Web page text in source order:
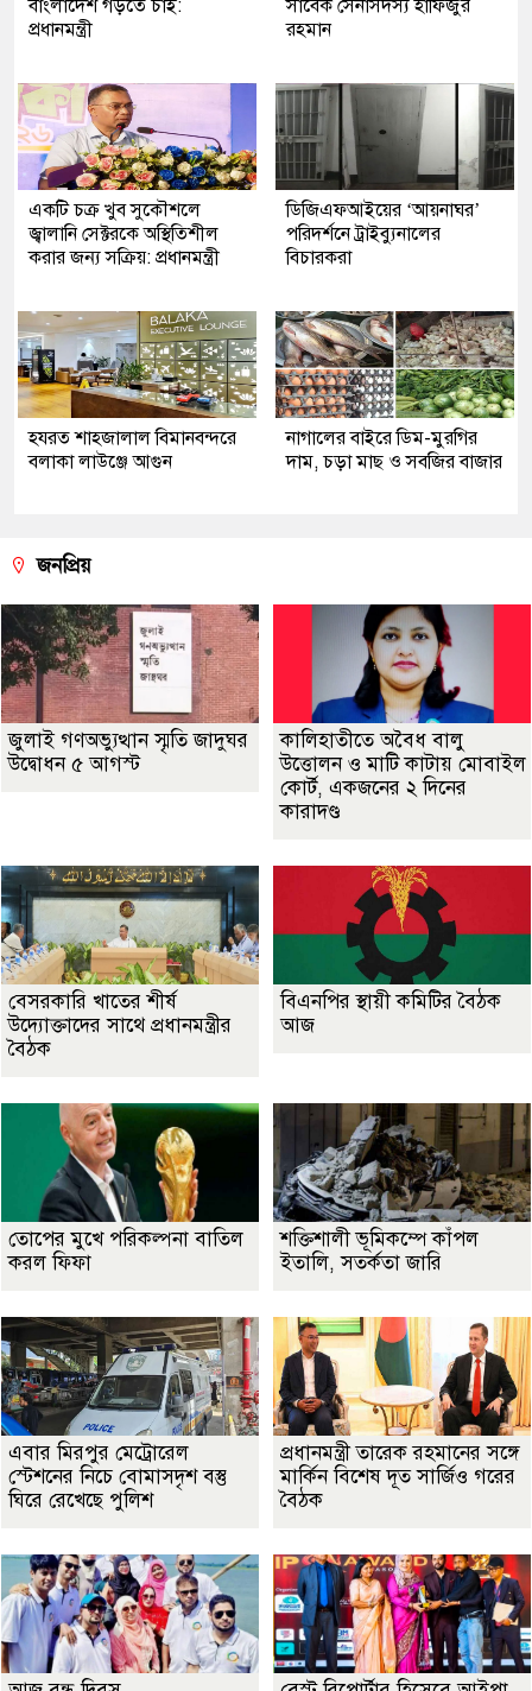
বাংলাদেশ গড়তে চাই:
প্রধানমন্ত্রী
সাবেক সেনাসদস্য হাফিজুর
রহমান
একটি চক্র খুব সুকৌশলে
জ্বালানি সেক্টরকে অস্থিতিশীল
করার জন্য সক্রিয়: প্রধানমন্ত্রী
ডিজিএফআইয়ের ‘আয়নাঘর’
পরিদর্শনে ট্রাইব্যুনালের
বিচারকরা
হযরত শাহজালাল বিমানবন্দরে
বলাকা লাউঞ্জে আগুন
নাগালের বাইরে ডিম-মুরগির
দাম, চড়া মাছ ও সবজির বাজার
জনপ্রিয়
জুলাই গণঅভ্যুত্থান স্মৃতি জাদুঘর
উদ্বোধন ৫ আগস্ট
কালিহাতীতে অবৈধ বালু
উত্তোলন ও মাটি কাটায় মোবাইল
কোর্ট, একজনের ২ দিনের
কারাদণ্ড
বেসরকারি খাতের শীর্ষ
উদ্যোক্তাদের সাথে প্রধানমন্ত্রীর
বৈঠক
বিএনপির স্থায়ী কমিটির বৈঠক
আজ
তোপের মুখে পরিকল্পনা বাতিল
করল ফিফা
শক্তিশালী ভূমিকম্পে কাঁপল
ইতালি, সতর্কতা জারি
এবার মিরপুর মেট্রোরেল
স্টেশনের নিচে বোমাসদৃশ বস্তু
ঘিরে রেখেছে পুলিশ
প্রধানমন্ত্রী তারেক রহমানের সঙ্গে
মার্কিন বিশেষ দূত সার্জিও গরের
বৈঠক